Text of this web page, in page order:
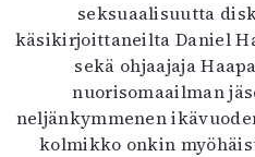
seksuaalisuutta
käsikirjoittaneilta Daniel
sekä ohjaajaja
nuorisomaailman
neljänkymmenen
kolmikko onkin